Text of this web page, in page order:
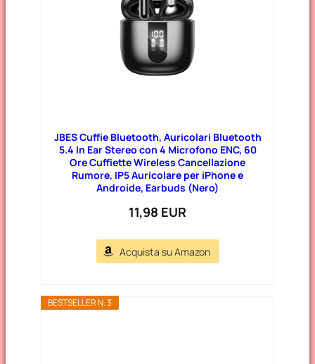
JBES Cuffie Bluetooth, Auricolari Bluetooth
5.4 In Ear Stereo con 4 Microfono ENC, 60
Ore Cuffiette Wireless Cancellazione
Rumore, IP5 Auricolare per iPhone e
Androide, Earbuds (Nero)
11,98 EUR
Acquista su Amazon
BESTSELLER N. 3